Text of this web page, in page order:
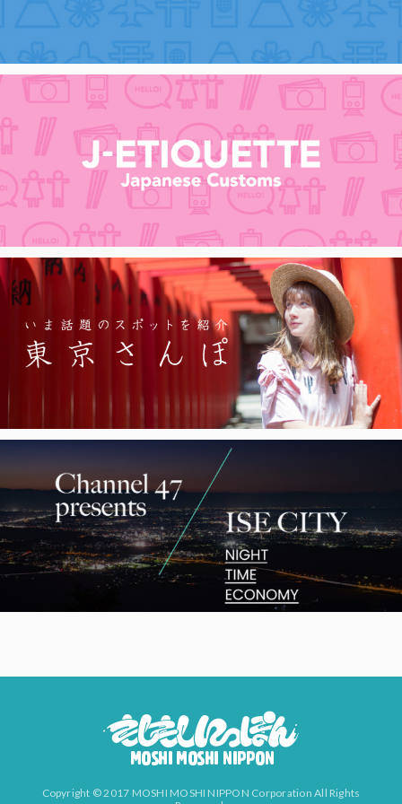
Copyright © 2017 MOSHI MOSHI NIPPON Corporation All Rights